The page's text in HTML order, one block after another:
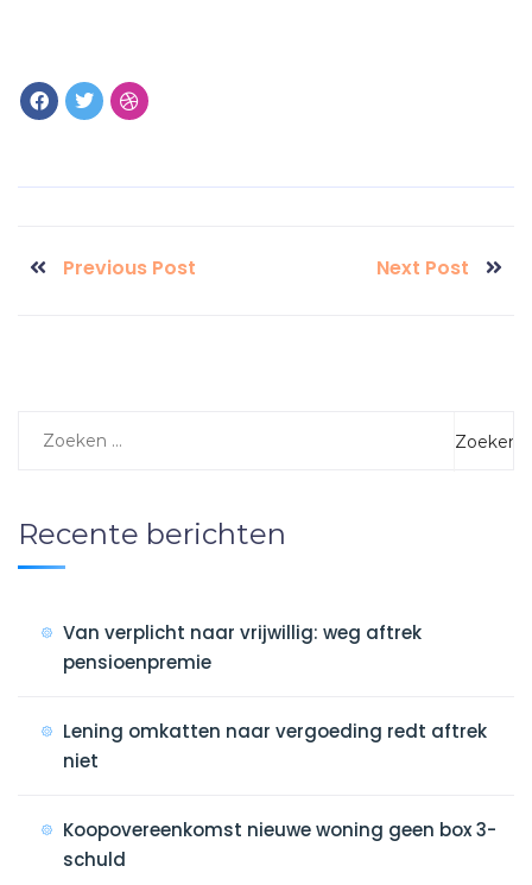
Previous Post Next Post
Recente berichten
Van verplicht naar vrijwillig: weg aftrek
pensioenpremie
Lening omkatten naar vergoeding redt aftrek
niet
Koopovereenkomst nieuwe woning geen box 3-
schuld